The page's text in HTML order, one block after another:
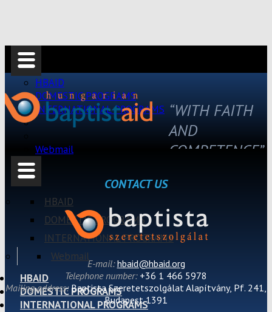
HBAID
DOMESTIC PROGRAMS
INTERNATIONAL PROGRAMS
Webmail
HBAID
DOMESTIC PROGRAMS
INTERNATIONAL PROGRAMS
Webmail
HBAID
DOMESTIC PROGRAMS
INTERNATIONAL PROGRAMS
“WITH FAITH
AND
COMPETENCE”
CONTACT US
E-mail:hbaid@hbaid.org
Telephone number: +36 1 466 5978
Mailing address: Baptista Szeretetszolgálat Alapítvány, Pf. 241,
Budapest 1391